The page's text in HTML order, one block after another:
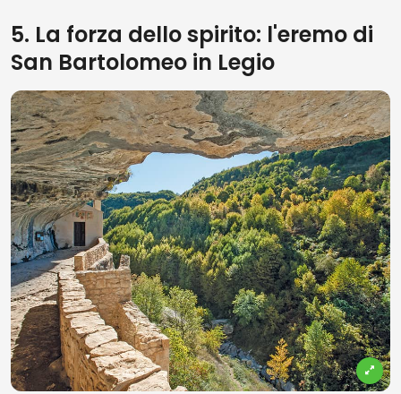
5. La forza dello spirito: l'eremo di
San Bartolomeo in Legio